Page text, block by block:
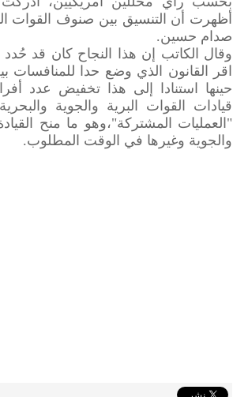
أظهرت أن التنسيق بين صنوف القوات
صدام حسين.
اقر القانون الذي وضع حدا
حينها استنادا إلى هذا تخفيض عدد
قيادات القوات البرية والجوية
"العمليات المشتركة"،وهو ما منح
والجوية وغيرها في الوقت المطلوب.